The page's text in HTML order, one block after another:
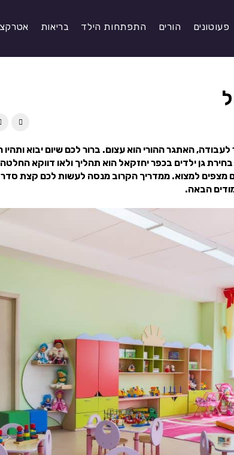
פעוטונים הורים התפתחות הילד בריאות
האתגר ההורי הוא עצום. ברור לכם שיום יבוא
גן ילדים בכפר יחזקאל הוא תהליך ולאו דווקא
מצפים למצוא. ממדריך הקרוב מנסה לעשות לכם קצת סדר
הבאה.